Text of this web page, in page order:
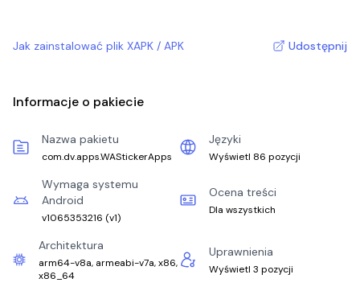
Jak zainstalować plik XAPK / APK Udostępnij
Informacje o pakiecie
Nazwa pakietu
com.dv.apps.WAStickerApps
Języki
Wyświetl 86 pozycji
Wymaga systemu
Android
v1065353216 (v1)
Ocena treści
Dla wszystkich
Architektura
arm64-v8a, armeabi-v7a, x86,
x86_64
Uprawnienia
Wyświetl 3 pozycji